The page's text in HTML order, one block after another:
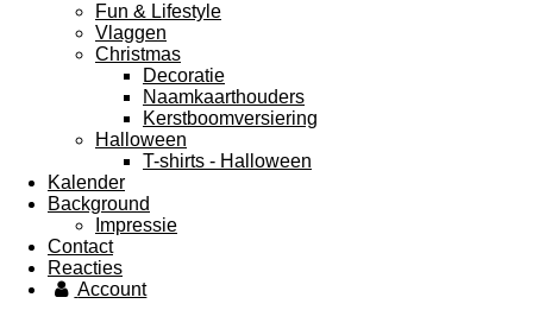
Fun & Lifestyle
Vlaggen
Christmas
Decoratie
Naamkaarthouders
Kerstboomversiering
Halloween
T-shirts - Halloween
Kalender
Background
Impressie
Contact
Reacties
Account